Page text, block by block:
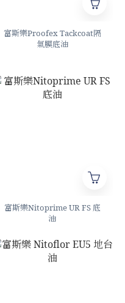
富斯樂Proofex Tackcoat隔
氣膜底油
富斯樂Nitoprime UR FS 底
油